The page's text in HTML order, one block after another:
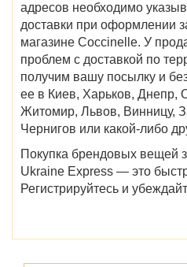
адресов необходимо
доставки при оформлении
магазине Coccinelle. У
проблем с доставкой по
получим вашу посылку и
ее в Киев, Харьков, Днепр,
Житомир, Львов, Винницу,
Чернигов или какой-либо
Покупка брендовых вещей
Ukraine Express — это
Регистрируйтесь и